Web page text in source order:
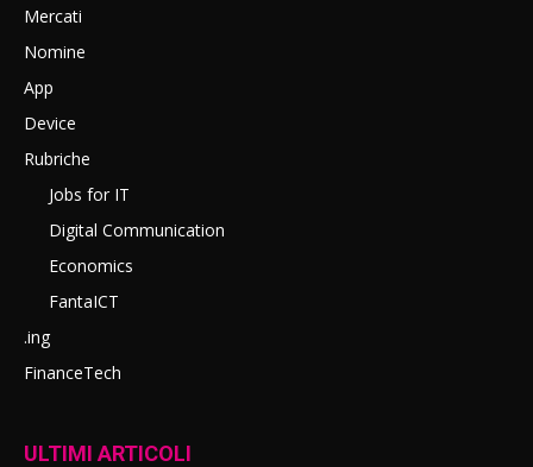
Mercati
Nomine
App
Device
Rubriche
Jobs for IT
Digital Communication
Economics
FantaICT
.ing
FinanceTech
ULTIMI ARTICOLI